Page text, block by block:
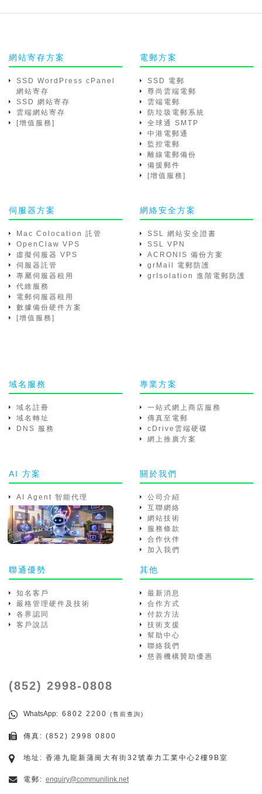
網站寄存方案
SSD WordPress cPanel
網站寄存
SSD 網站寄存
雲端網站寄存
[增值服務]
電郵方案
SSD 電郵
尊尚雲端電郵
雲端電郵
防垃圾電郵系統
全球通 SMTP
中港電郵通
監控電郵
離線電郵備份
備援郵件
[增值服務]
伺服器方案
Mac Colocation 託管
OpenClaw VPS
虛擬伺服器 VPS
伺服器託管
專屬伺服器租用
代維服務
電郵伺服器租用
數據備份硬件方案
[增值服務]
網絡安全方案
SSL 網站安全證書
SSL VPN
ACRONIS 備份方案
grMail 電郵防護
grIsolation 進階電郵防護
域名服務
域名註冊
域名轉址
DNS 服務
專業方案
一站式網上商店服務
傳真至電郵
cDrive雲端硬碟
網上推廣方案
AI 方案
AI Agent 智能代理
關於我們
公司介紹
互聯網絡
網站技術
服務條款
合作伙伴
加入我們
聯通優勢
知名客戶
嚴格管理硬件及技術
各界認同
客戶說話
其他
最新消息
合作方式
付款方法
技術支援
幫助中心
聯絡我們
慈善機構贊助優惠
(852) 2998-0808
WhatsApp: 6802 2200 (售前查詢)
傳真: (852) 2998 0800
地址: 香港九龍新蒲崗大有街32號泰力工業中心2樓9B室
電郵: enquiry@communilink.net